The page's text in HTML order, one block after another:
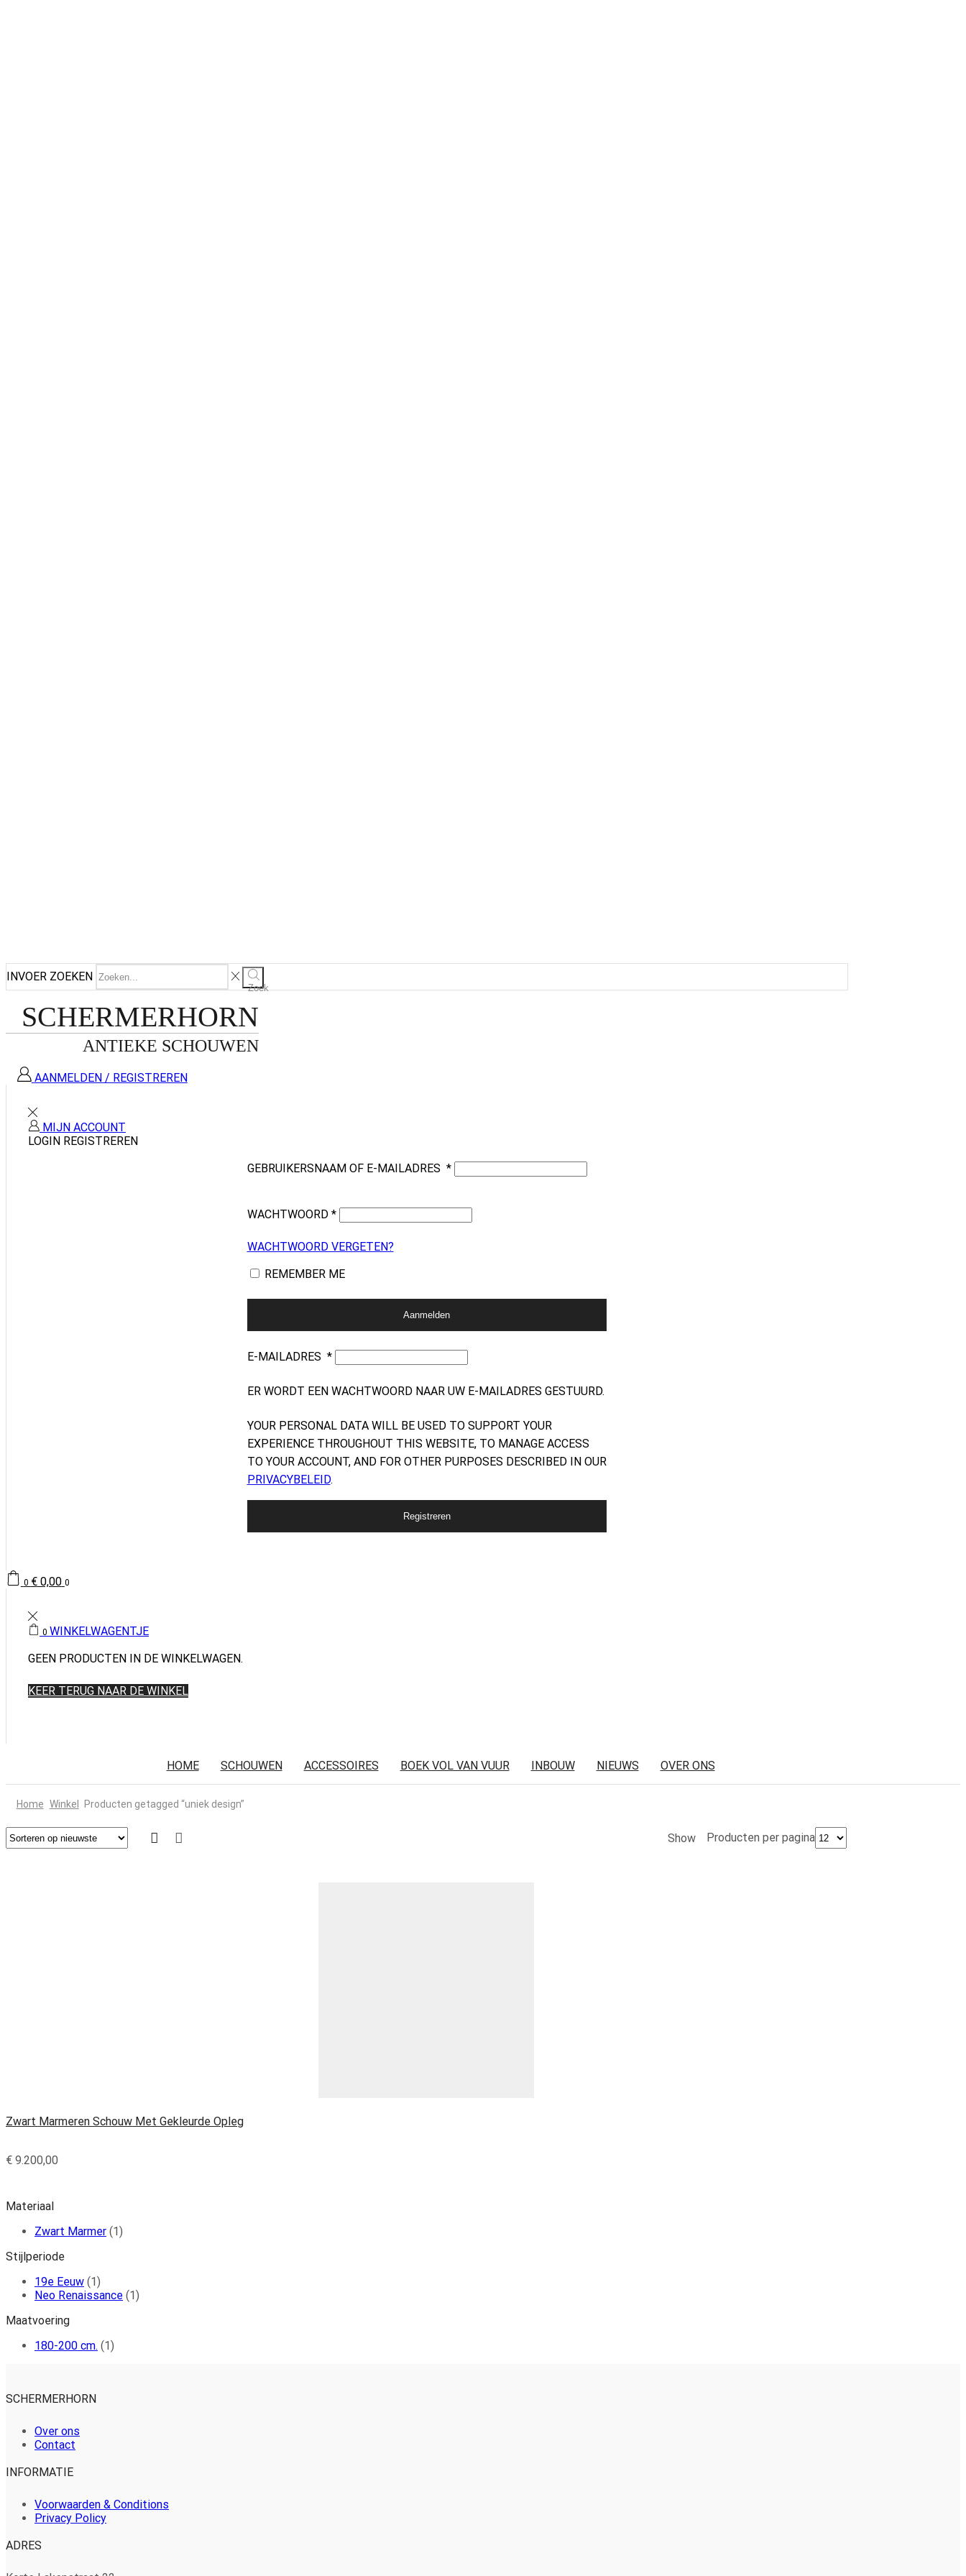
INVOER ZOEKEN
Zoek
SCHERMERHORN
ANTIEKE SCHOUWEN
AANMELDEN / REGISTREREN
MIJN ACCOUNT
LOGIN REGISTREREN
GEBRUIKERSNAAM OF E-MAILADRES *
WACHTWOORD *
WACHTWOORD VERGETEN?
REMEMBER ME
Aanmelden
E-MAILADRES *
ER WORDT EEN WACHTWOORD NAAR UW E-MAILADRES GESTUURD.
YOUR PERSONAL DATA WILL BE USED TO SUPPORT YOUR
EXPERIENCE THROUGHOUT THIS WEBSITE, TO MANAGE ACCESS
TO YOUR ACCOUNT, AND FOR OTHER PURPOSES DESCRIBED IN OUR
PRIVACYBELEID.
Registreren
0 €0,00 0
0 WINKELWAGENTJE
GEEN PRODUCTEN IN DE WINKELWAGEN.
KEER TERUG NAAR DE WINKEL
HOME SCHOUWEN ACCESSOIRES BOEK VOL VAN VUUR INBOUW NIEUWS OVER ONS
Home Winkel Producten getagged “uniek design”
Show Producten per pagina
Zwart Marmeren Schouw Met Gekleurde Opleg
€ 9.200,00
Materiaal
Zwart Marmer (1)
Stijlperiode
19e Eeuw (1)
Neo Renaissance (1)
Maatvoering
180-200 cm. (1)
SCHERMERHORN
Over ons
Contact
INFORMATIE
Voorwaarden & Conditions
Privacy Policy
ADRES